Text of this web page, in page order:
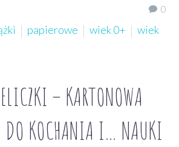
0
papierowe wiek 0+
wiek
– KARTONOWA
DO KOCHANIA I… NAUKI